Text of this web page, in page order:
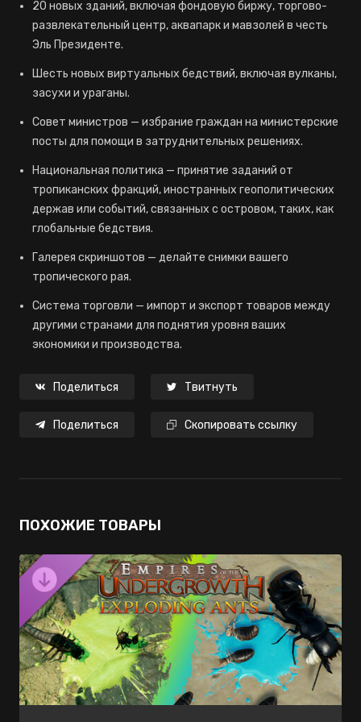
20 новых зданий, включая фондовую биржу, торгово-
развлекательный центр, аквапарк и мавзолей в честь
Эль Президенте.
Шесть новых виртуальных бедствий, включая вулканы,
засухи и ураганы.
Совет министров — избрание граждан на министерские
посты для помощи в затруднительных решениях.
Национальная политика — принятие заданий от
тропиканских фракций, иностранных геополитических
держав или событий, связанных с островом, таких, как
глобальные бедствия.
Галерея скриншотов — делайте снимки вашего
тропического рая.
Система торговли — импорт и экспорт товаров между
другими странами для поднятия уровня ваших
экономики и производства.
Поделиться Твитнуть
Поделиться Скопировать ссылку
ПОХОЖИЕ ТОВАРЫ